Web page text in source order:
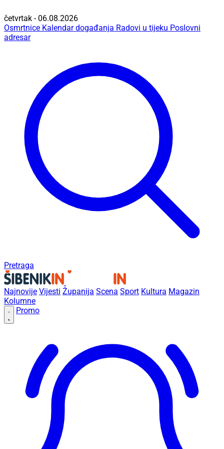
četvrtak - 06.08.2026
Osmrtnice Kalendar događanja Radovi u tijeku Poslovni
adresar
Pretraga
Najnovije Vijesti Županija Scena Sport Kultura Magazin
Kolumne
Promo